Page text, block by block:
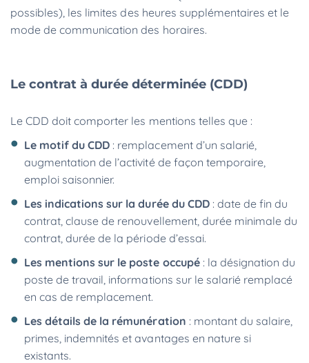
possibles), les limites des heures supplémentaires et le
mode de communication des horaires.
Le contrat à durée déterminée (CDD)
Le CDD doit comporter les mentions telles que :
Le motif du CDD : remplacement d’un salarié,
augmentation de l’activité de façon temporaire,
emploi saisonnier.
Les indications sur la durée du CDD: date de fin du
contrat, clause de renouvellement, durée minimale du
contrat, durée de la période d’essai.
Les mentions sur le poste occupé: la désignation du
poste de travail, informations sur le salarié remplacé
en cas de remplacement.
Les détails de la rémunération : montant du salaire,
primes, indemnités et avantages en nature si
existants.